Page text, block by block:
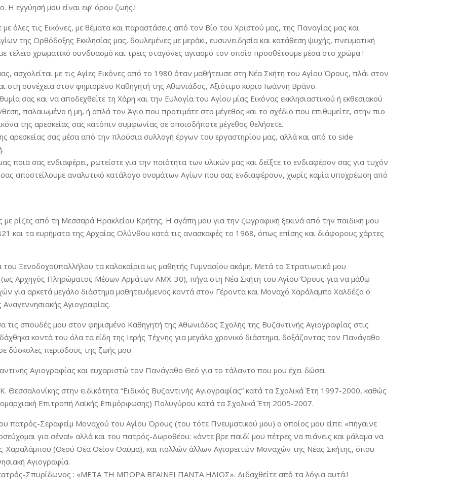
Η εγγύησή μου είναι εφ’ όρου ζωής.!
όλες τις Εικόνες, με θέματα και παραστάσεις από τον Βίο του Χριστού μας, της Παναγίας μας και
της Ορθόδοξης Εκκλησίας μας, δουλεμένες με μεράκι, ευσυνειδησία και κατάθεση ψυχής, πνευματική
τέλειο χρωματικό συνδυασμό και τρεις σταγόνες αγιασμό τον οποίο προσθέτουμε μέσα στο χρώμα !
ασχολείται με τις Αγίες Εικόνες από το 1980 όταν μαθήτευσε στη Νέα Σκήτη του Αγίου Όρους, πλάι στον
συνέχεια στον φημισμένο Καθηγητή της Αθωνιάδος, Αξιότιμο κύριο Ιωάννη Βράνο.
σας και να αποδεχθείτε τη Χάρη και την Ευλογία του Αγίου μίας Εικόνας εκκλησιαστικού ή εκθεσιακού
παλαιωμένο ή μη, ή απλά τον Άγιο που προτιμάτε στο μέγεθος και το σχέδιο που επιθυμείτε, στην πιο
της αρεσκείας σας κατόπιν συμφωνίας σε οποιοδήποτε μέγεθος θελήσετε.
αρεσκείας σας μέσα από την πλούσια συλλογή έργων του εργαστηρίου μας, αλλά και από το side
ποια σας ενδιαφέρει, ρωτείστε για την ποιότητα των υλικών μας και δείξτε το ενδιαφέρον σας για τυχόν
αποστείλουμε αναλυτικό κατάλογο ονομάτων Αγίων που σας ενδιαφέρουν, χωρίς καμία υποχρέωση από
ρίζες από τη Μεσσαρά Ηρακλείου Κρήτης. Η αγάπη μου για την ζωγραφική ξεκινά από την παιδική μου
και τα ευρήματα της Αρχαίας Ολύνθου κατά τις ανασκαφές το 1968, όπως επίσης και διάφορους χάρτες
Ξενοδοχοϋπαλλήλου τα καλοκαίρια ως μαθητής Γυμνασίου ακόμη. Μετά το Στρατιωτικό μου
Αρχηγός Πληρώματος Μέσων Αρμάτων ΑΜΧ-30), πήγα στη Νέα Σκήτη του Αγίου Όρους για να μάθω
για αρκετά μεγάλο διάστημα μαθητευόμενος κοντά στον Γέροντα και Μοναχό Χαράλαμπο Χαλδέζο ο
Αγιογραφίας.
τις σπουδές μου στον φημισμένο Καθηγητή της Αθωνιάδος Σχολής της Βυζαντινής Αγιογραφίας στις
κοντά του όλα τα είδη της Ιερής Τέχνης για μεγάλο χρονικό διάστημα, δοξάζοντας τον Πανάγαθο
δύσκολες περιόδους της ζωής μου.
Αγιογραφίας και ευχαριστώ τον Πανάγαθο Θεό για το τάλαντο που μου έχει δώσει.
Θεσσαλονίκης στην ειδικότητα “Ειδικός Βυζαντινής Αγιογραφίας” κατά τα Σχολικά Έτη 1997-2000, καθώς
Επιτροπή Λαϊκής Επιμόρφωσης) Πολυγύρου κατά τα Σχολικά Έτη 2005-2007.
πατρός-Σεραφείμ Μοναχού του Αγίου Όρους (του τότε Πνευματικού μου) ο οποίος μου είπε: «πήγαινε
για σένα!» αλλά και του πατρός-Δωροθέου: «άντε βρε παιδί μου πέτρες να πιάνεις και μάλαμα να
Χαραλάμπου (Θεού Θέα Θείον Θαύμα), και πολλών άλλων Αγιορειτών Μοναχών της Νέας Σκήτης, όπου
Αγιογραφία.
Σπυρίδωνος : «ΜΕΤΑ ΤΗ ΜΠΟΡΑ ΒΓΑΙΝΕΙ ΠΑΝΤΑ ΗΛΙΟΣ». Διδαχθείτε από τα λόγια αυτά.!